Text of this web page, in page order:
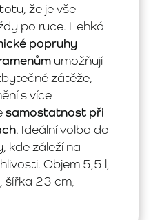
že je vše
po ruce. Lehká
popruhy
umožňují
zátěže,
s více
samostatnost při
. Ideální volba do
kde záleží na
Objem 5,5 l,
šířka 23 cm,